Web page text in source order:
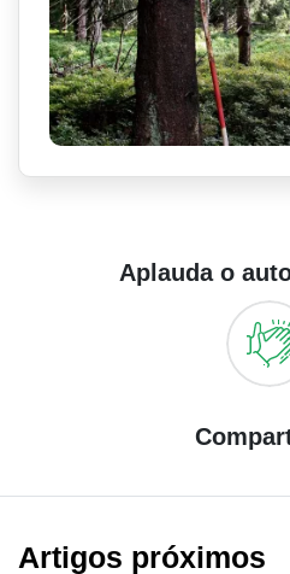
Aplauda o
Artigos próximos